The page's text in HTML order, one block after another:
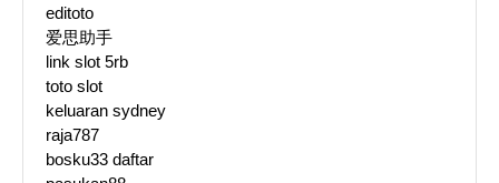
editoto
爱思助手
link slot 5rb
toto slot
keluaran sydney
raja787
bosku33 daftar